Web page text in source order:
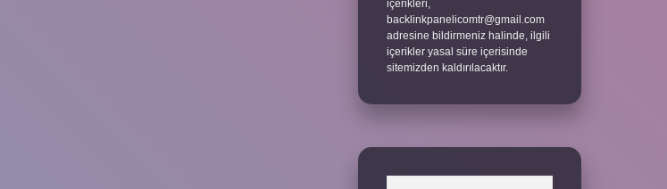
içerikleri,
backlinkpanelicomtr@gmail.com
adresine bildirmeniz halinde, ilgili
içerikler yasal süre içerisinde
sitemizden kaldırılacaktır.